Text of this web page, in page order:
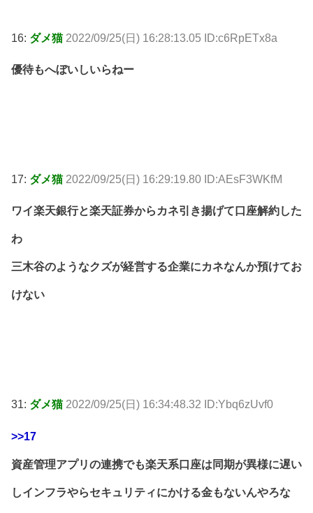
16: ダメ猫 2022/09/25(日) 16:28:13.05 ID:c6RpETx8a
優待もへぼいしいらねー
17: ダメ猫 2022/09/25(日) 16:29:19.80 ID:AEsF3WKfM
ワイ楽天銀行と楽天証券からカネ引き揚げて口座解約した
わ
三木谷のようなクズが経営する企業にカネなんか預けてお
けない
31: ダメ猫 2022/09/25(日) 16:34:48.32 ID:Ybq6zUvf0
>>17
資産管理アプリの連携でも楽天系口座は同期が異様に遅い
しインフラやらセキュリティにかける金もないんやろな